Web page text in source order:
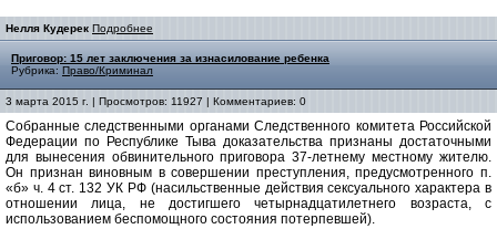
Нелля Кудерек Подробнее
Приговор: 15 лет заключения за изнасилование ребенка
Рубрика: Право/Криминал
3 марта 2015 г. | Просмотров: 11927 | Комментариев: 0
Собранные следственными органами Следственного комитета Российской
Федерации по Республике Тыва доказательства признаны достаточными
для вынесения обвинительного приговора 37-летнему местному жителю.
Он признан виновным в совершении преступления, предусмотренного п.
«б» ч. 4 ст. 132 УК РФ (насильственные действия сексуального характера в
отношении лица, не достигшего четырнадцатилетнего возраста, с
использованием беспомощного состояния потерпевшей).